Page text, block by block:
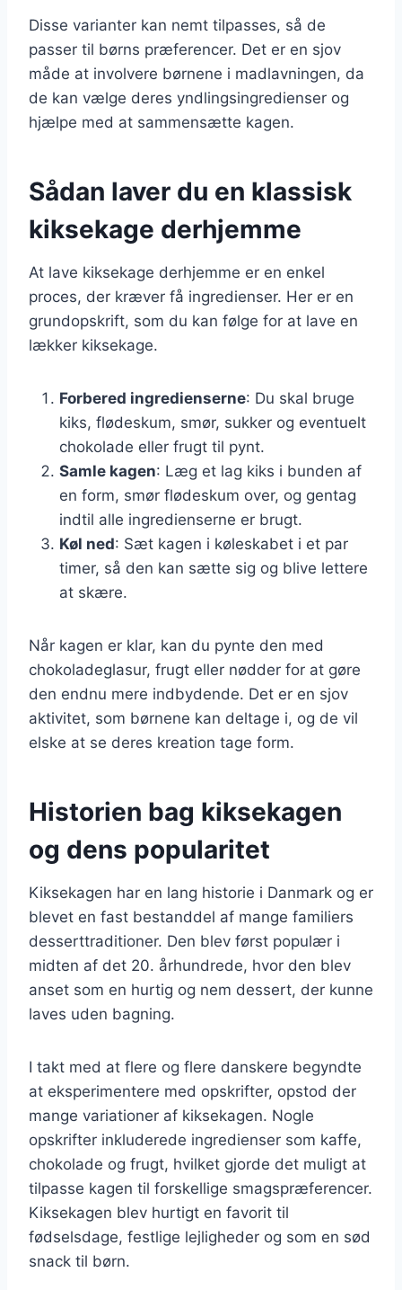
Disse varianter kan nemt tilpasses, så de
passer til børns præferencer. Det er en sjov
måde at involvere børnene i madlavningen, da
de kan vælge deres yndlingsingredienser og
hjælpe med at sammensætte kagen.
Sådan laver du en klassisk
kiksekage derhjemme
At lave kiksekage derhjemme er en enkel
proces, der kræver få ingredienser. Her er en
grundopskrift, som du kan følge for at lave en
lækker kiksekage.
Forbered ingredienserne: Du skal bruge
kiks, flødeskum, smør, sukker og eventuelt
chokolade eller frugt til pynt.
Samle kagen: Læg et lag kiks i bunden af
en form, smør flødeskum over, og gentag
indtil alle ingredienserne er brugt.
Køl ned: Sæt kagen i køleskabet i et par
timer, så den kan sætte sig og blive lettere
at skære.
Når kagen er klar, kan du pynte den med
chokoladeglasur, frugt eller nødder for at gøre
den endnu mere indbydende. Det er en sjov
aktivitet, som børnene kan deltage i, og de vil
elske at se deres kreation tage form.
Historien bag kiksekagen
og dens popularitet
Kiksekagen har en lang historie i Danmark og er
blevet en fast bestanddel af mange familiers
desserttraditioner. Den blev først populær i
midten af det 20. århundrede, hvor den blev
anset som en hurtig og nem dessert, der kunne
laves uden bagning.
I takt med at flere og flere danskere begyndte
at eksperimentere med opskrifter, opstod der
mange variationer af kiksekagen. Nogle
opskrifter inkluderede ingredienser som kaffe,
chokolade og frugt, hvilket gjorde det muligt at
tilpasse kagen til forskellige smagspræferencer.
Kiksekagen blev hurtigt en favorit til
fødselsdage, festlige lejligheder og som en sød
snack til børn.